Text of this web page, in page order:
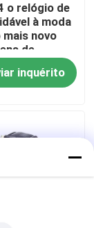
o relógio de
à moda
mais novo
de
faixa do
da
inquérito